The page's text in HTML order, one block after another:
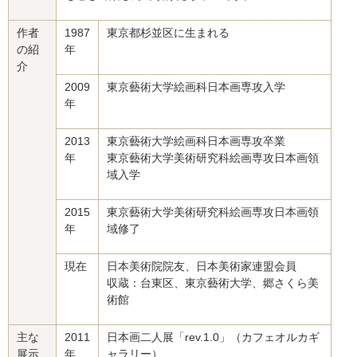
作者
の紹
介
1987
年
東京都杉並区に生まれる
2009
年
東京藝術大学絵画科日本画専攻入学
2013
年
東京藝術大学絵画科日本画専攻卒業
東京藝術大学美術研究科絵画専攻日本画領
域入学
2015
年
東京藝術大学美術研究科絵画専攻日本画領
域修了
現在
日本美術院院友、日本美術家連盟会員
収蔵：台東区、東京藝術大学、郷さくら美
術館
主な
展示
2011
年
日本画二人展「rev.1.0」（カフェオルカギ
ャラリー）